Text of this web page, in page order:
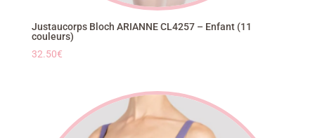
Justaucorps Bloch ARIANNE CL4257 – Enfant (11
couleurs)
32.50€